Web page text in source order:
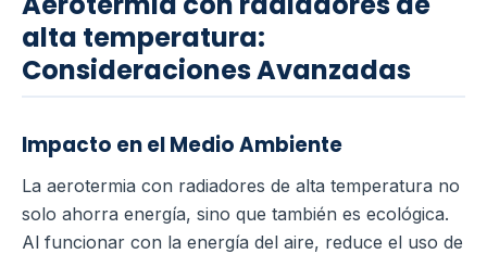
alta temperatura:
Consideraciones Avanzadas
Impacto en el Medio Ambiente
La aerotermia con radiadores de alta temperatura no
solo ahorra energía, sino que también es ecológica.
Al funcionar con la energía del aire, reduce el uso de